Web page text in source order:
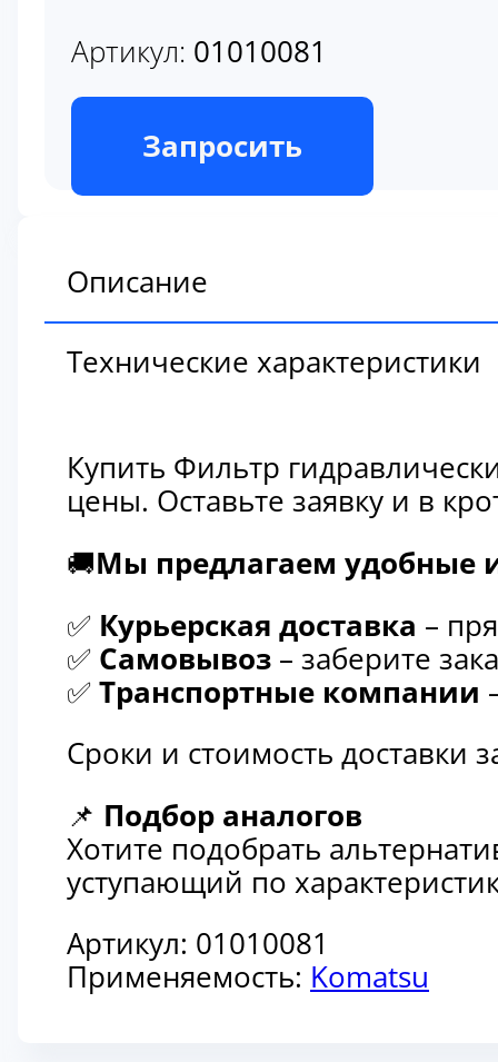
Артикул: 01010081
В наличии
Запросить
Описание
Технические характеристики
Купить Фильтр
цены. Оставьте заявку и в
🚚Мы предлагаем удобные
✅ Курьерская доставка –
✅ Самовывоз – заберите
✅ Транспортные компании
Сроки и стоимость доставки
📌 Подбор аналогов
Хотите подобрать
уступающий по
Артикул: 01010081
Применяемость: Komatsu